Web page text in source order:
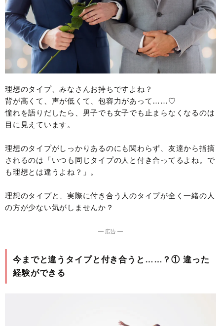
理想のタイプ、みなさんお持ちですよね？
背が高くて、声が低くて、包容力があって……♡
憧れを語りだしたら、男子でも女子でも止まらなくなるのは
目に見えています。
理想のタイプがしっかりあるのにも関わらず、友達から指摘
されるのは「いつも同じタイプの人と付き合ってるよね。で
も理想とは違うよね？」。
理想のタイプと、実際に付き合う人のタイプが全く一緒の人
の方が少ない気がしませんか？
― 広告 ―
今までと違うタイプと付き合うと……？① 違った
経験ができる